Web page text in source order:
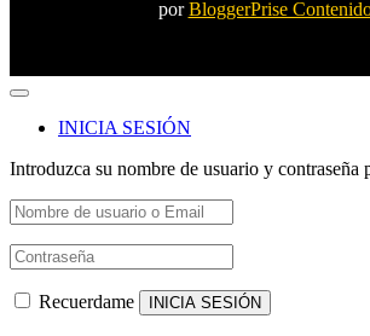
por BloggerPrise
INICIA SESIÓN
Introduzca su nombre de usuario y contraseña
Recuerdame INICIA SESIÓN